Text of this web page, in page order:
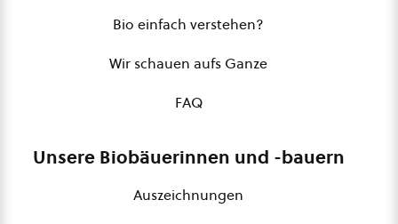
Bio einfach verstehen?
Wir schauen aufs Ganze
FAQ
Unsere Biobäuerinnen und -bauern
Auszeichnungen